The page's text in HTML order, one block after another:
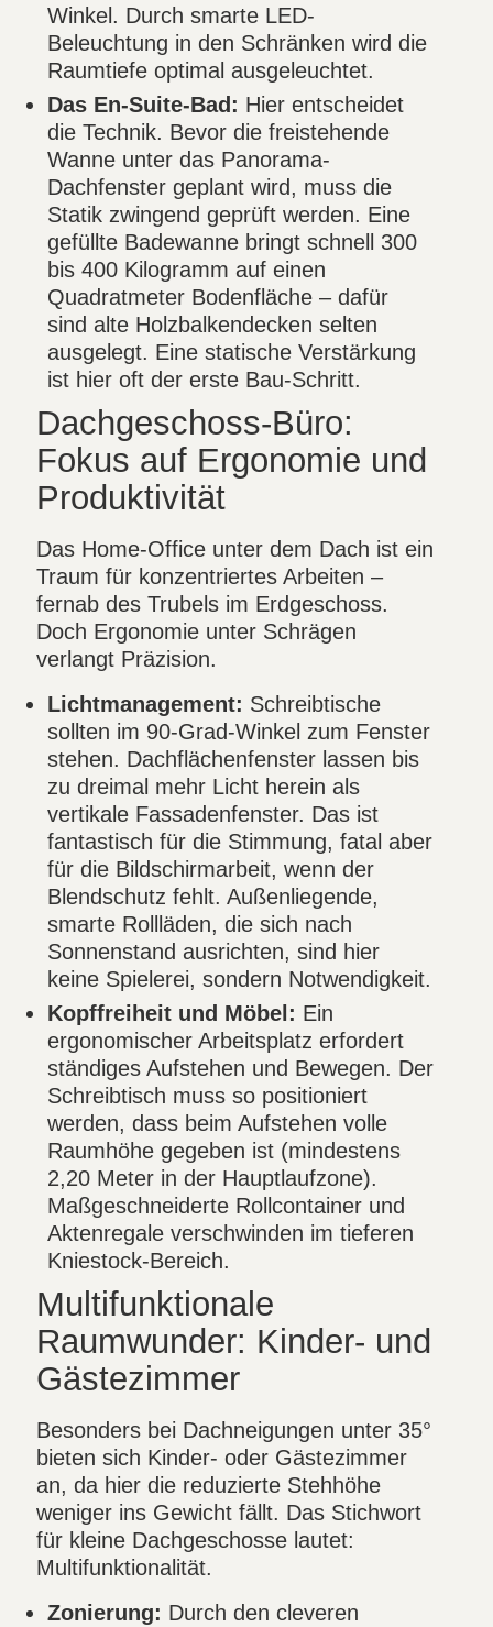
Winkel. Durch smarte LED-
Beleuchtung in den Schränken wird die
Raumtiefe optimal ausgeleuchtet.
Das En-Suite-Bad: Hier entscheidet
die Technik. Bevor die freistehende
Wanne unter das Panorama-
Dachfenster geplant wird, muss die
Statik zwingend geprüft werden. Eine
gefüllte Badewanne bringt schnell 300
bis 400 Kilogramm auf einen
Quadratmeter Bodenfläche – dafür
sind alte Holzbalkendecken selten
ausgelegt. Eine statische Verstärkung
ist hier oft der erste Bau-Schritt.
Dachgeschoss-Büro:
Fokus auf Ergonomie und
Produktivität
Das Home-Office unter dem Dach ist ein
Traum für konzentriertes Arbeiten –
fernab des Trubels im Erdgeschoss.
Doch Ergonomie unter Schrägen
verlangt Präzision.
Lichtmanagement: Schreibtische
sollten im 90-Grad-Winkel zum Fenster
stehen. Dachflächenfenster lassen bis
zu dreimal mehr Licht herein als
vertikale Fassadenfenster. Das ist
fantastisch für die Stimmung, fatal aber
für die Bildschirmarbeit, wenn der
Blendschutz fehlt. Außenliegende,
smarte Rollläden, die sich nach
Sonnenstand ausrichten, sind hier
keine Spielerei, sondern Notwendigkeit.
Kopffreiheit und Möbel: Ein
ergonomischer Arbeitsplatz erfordert
ständiges Aufstehen und Bewegen. Der
Schreibtisch muss so positioniert
werden, dass beim Aufstehen volle
Raumhöhe gegeben ist (mindestens
2,20 Meter in der Hauptlaufzone).
Maßgeschneiderte Rollcontainer und
Aktenregale verschwinden im tieferen
Kniestock-Bereich.
Multifunktionale
Raumwunder: Kinder- und
Gästezimmer
Besonders bei Dachneigungen unter 35°
bieten sich Kinder- oder Gästezimmer
an, da hier die reduzierte Stehhöhe
weniger ins Gewicht fällt. Das Stichwort
für kleine Dachgeschosse lautet:
Multifunktionalität.
Zonierung: Durch den cleveren